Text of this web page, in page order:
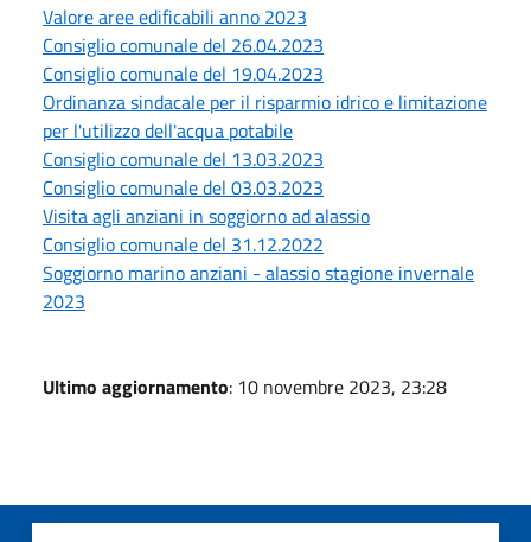
Valore aree edificabili anno 2023
Consiglio comunale del 26.04.2023
Consiglio comunale del 19.04.2023
Ordinanza sindacale per il risparmio idrico e limitazione
per l'utilizzo dell'acqua potabile
Consiglio comunale del 13.03.2023
Consiglio comunale del 03.03.2023
Visita agli anziani in soggiorno ad alassio
Consiglio comunale del 31.12.2022
Soggiorno marino anziani - alassio stagione invernale
2023
Ultimo aggiornamento: 10 novembre 2023, 23:28